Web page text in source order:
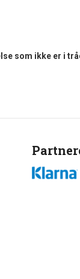
som ikke er i